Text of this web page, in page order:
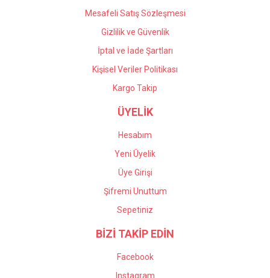
Mesafeli Satış Sözleşmesi
Gizlilik ve Güvenlik
İptal ve İade Şartları
Kişisel Veriler Politikası
Kargo Takip
ÜYELİK
Hesabım
Yeni Üyelik
Üye Girişi
Şifremi Unuttum
Sepetiniz
BİZİ TAKİP EDİN
Facebook
Instagram